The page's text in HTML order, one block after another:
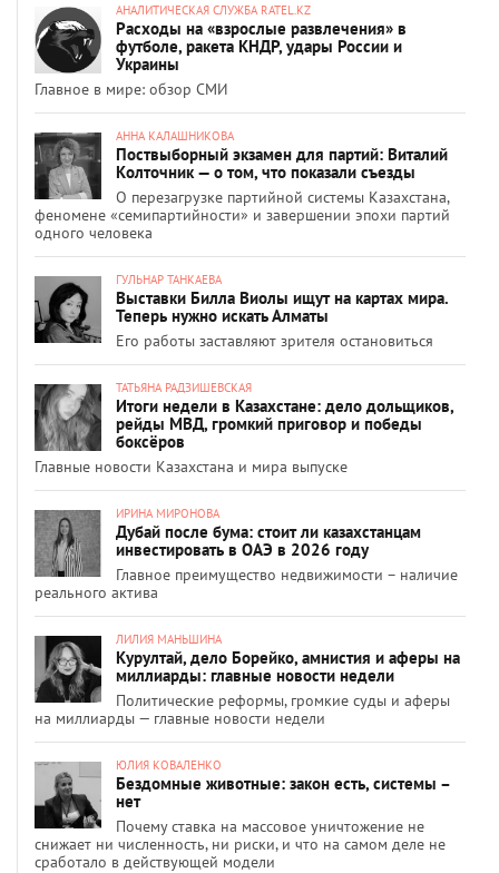
АНАЛИТИЧЕСКАЯ СЛУЖБА RATEL.KZ
Расходы на «взрослые развлечения» в
футболе, ракета КНДР, удары России и
Украины
Главное в мире: обзор СМИ
АННА КАЛАШНИКОВА
Поствыборный экзамен для партий: Виталий
Колточник — о том, что показали съезды
О перезагрузке партийной системы Казахстана,
феномене «семипартийности» и завершении эпохи партий
одного человека
ГУЛЬНАР ТАНКАЕВА
Выставки Билла Виолы ищут на картах мира.
Теперь нужно искать Алматы
Его работы заставляют зрителя остановиться
ТАТЬЯНА РАДЗИШЕВСКАЯ
Итоги недели в Казахстане: дело дольщиков,
рейды МВД, громкий приговор и победы
боксёров
Главные новости Казахстана и мира выпуске
ИРИНА МИРОНОВА
Дубай после бума: стоит ли казахстанцам
инвестировать в ОАЭ в 2026 году
Главное преимущество недвижимости – наличие
реального актива
ЛИЛИЯ МАНЬШИНА
Курултай, дело Борейко, амнистия и аферы на
миллиарды: главные новости недели
Политические реформы, громкие суды и аферы
на миллиарды — главные новости недели
ЮЛИЯ КОВАЛЕНКО
Бездомные животные: закон есть, системы –
нет
Почему ставка на массовое уничтожение не
снижает ни численность, ни риски, и что на самом деле не
сработало в действующей модели